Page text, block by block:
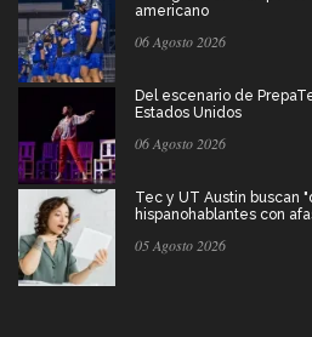
americano
06 Agosto 2026
Del escenario de
Estados Unidos
06 Agosto 2026
Tec y UT Austin buscan
hispanohablantes con
05 Agosto 2026